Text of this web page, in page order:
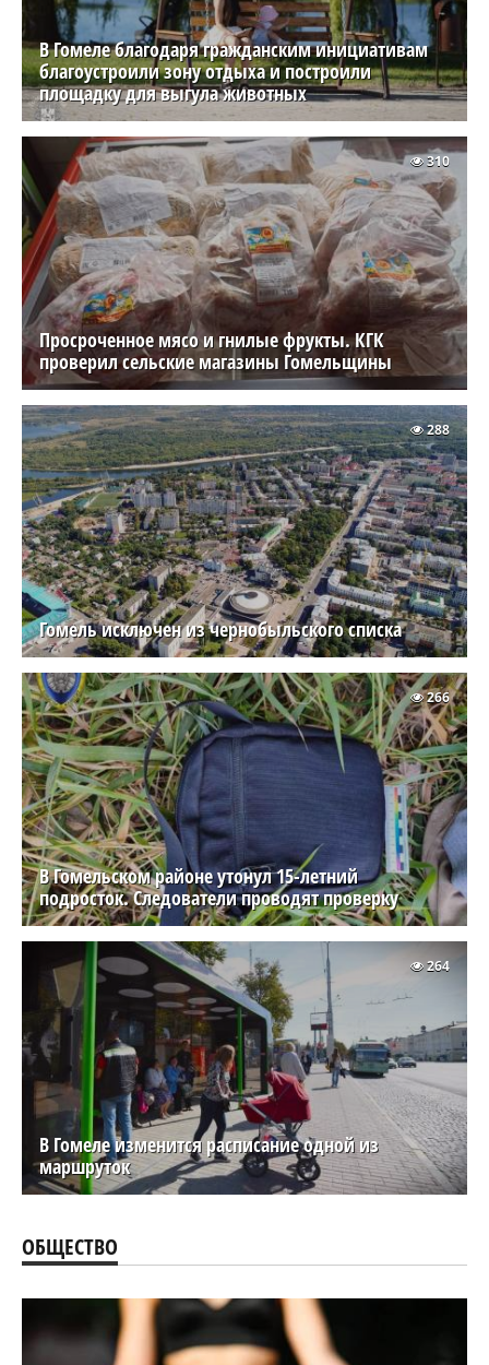
В Гомеле благодаря гражданским инициативам
благоустроили зону отдыха и построили
площадку для выгула животных
Просроченное мясо и гнилые фрукты. КГК
проверил сельские магазины Гомельщины
310
Гомель исключен из чернобыльского списка
288
В Гомельском районе утонул 15-летний
подросток. Следователи проводят проверку
266
В Гомеле изменится расписание одной из
маршруток
264
ОБЩЕСТВО